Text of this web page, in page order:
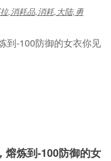
,消耗品,消耗,大陆,勇
熔炼到-100防御的女